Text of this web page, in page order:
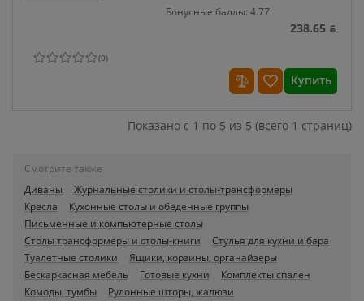
Бонусные баллы: 4.77
238.65 ƃ
(0)
Купить
Показано с 1 по 5 из 5 (всего 1 страниц)
Смотрите также
Диваны
Журнальные столики и столы-трансформеры
Кресла
Кухонные столы и обеденные группы
Письменные и компьютерные столы
Столы трансформеры и столы-книги
Стулья для кухни и бара
Туалетные столики
Ящики, корзины, органайзеры
Бескаркасная мебель
Готовые кухни
Комплекты спален
Комоды, тумбы
Рулонные шторы, жалюзи